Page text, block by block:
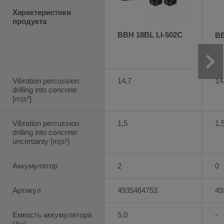
Характеристики
продукта
Vibration percussion
drilling into concrete
[m|s²]
Vibration percussion
drilling into concrete
uncertainty [m|s²]
Аккумулятор
Артикул
Емкость аккумулятора
BBH 18BL LI-502C
14,7
1,5
2
4935464753
5,0
0
-